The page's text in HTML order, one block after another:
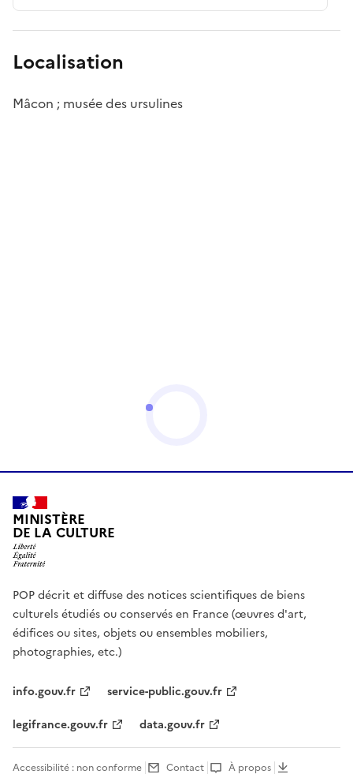
Localisation
Mâcon ; musée des ursulines
MINISTÈRE
DE LA CULTURE
POP décrit et diffuse des notices scientifiques de biens
culturels étudiés ou conservés en France (œuvres d'art,
édifices ou sites, objets ou ensembles mobiliers,
photographies, etc.)
info.gouv.fr
service-public.gouv.fr
legifrance.gouv.fr
data.gouv.fr
Accessibilité : non conforme Contact À propos